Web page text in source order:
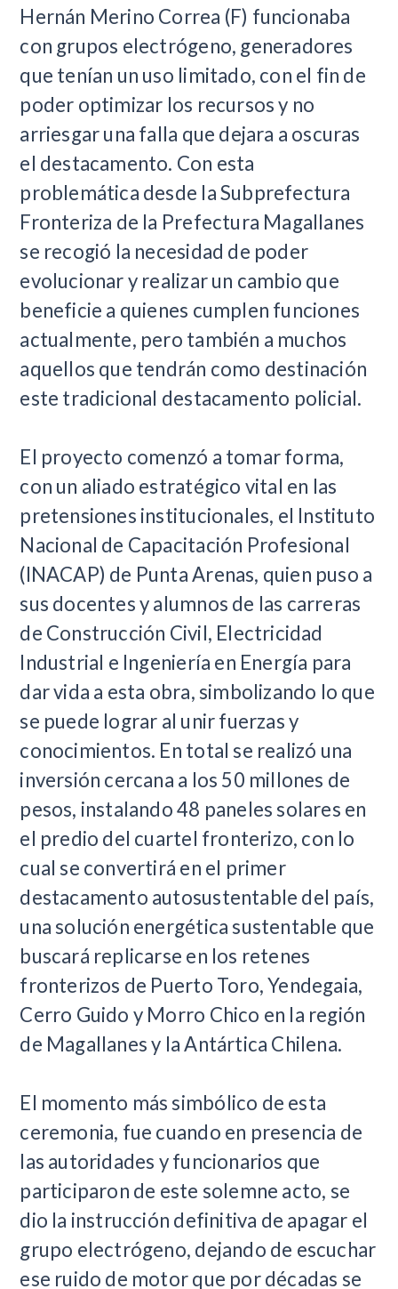
Hernán Merino Correa (F) funcionaba
con grupos electrógeno, generadores
que tenían un uso limitado, con el fin de
poder optimizar los recursos y no
arriesgar una falla que dejara a oscuras
el destacamento. Con esta
problemática desde la Subprefectura
Fronteriza de la Prefectura Magallanes
se recogió la necesidad de poder
evolucionar y realizar un cambio que
beneficie a quienes cumplen funciones
actualmente, pero también a muchos
aquellos que tendrán como destinación
este tradicional destacamento policial.
El proyecto comenzó a tomar forma,
con un aliado estratégico vital en las
pretensiones institucionales, el Instituto
Nacional de Capacitación Profesional
(INACAP) de Punta Arenas, quien puso a
sus docentes y alumnos de las carreras
de Construcción Civil, Electricidad
Industrial e Ingeniería en Energía para
dar vida a esta obra, simbolizando lo que
se puede lograr al unir fuerzas y
conocimientos. En total se realizó una
inversión cercana a los 50 millones de
pesos, instalando 48 paneles solares en
el predio del cuartel fronterizo, con lo
cual se convertirá en el primer
destacamento autosustentable del país,
una solución energética sustentable que
buscará replicarse en los retenes
fronterizos de Puerto Toro, Yendegaia,
Cerro Guido y Morro Chico en la región
de Magallanes y la Antártica Chilena.
El momento más simbólico de esta
ceremonia, fue cuando en presencia de
las autoridades y funcionarios que
participaron de este solemne acto, se
dio la instrucción definitiva de apagar el
grupo electrógeno, dejando de escuchar
ese ruido de motor que por décadas se